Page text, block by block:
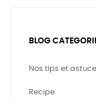
BLOG
Nos tips et
Recipe